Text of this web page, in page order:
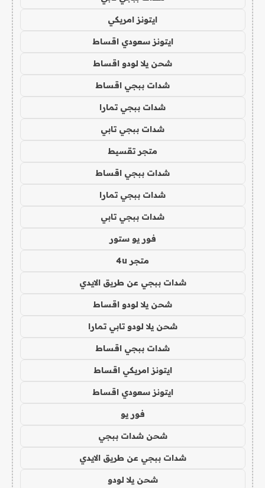
ايتونز امريكي
ايتونز سعودي اقساط
شحن يلا لودو اقساط
شدات ببجي اقساط
شدات ببجي تمارا
شدات ببجي تابي
متجر تقسيط
شدات ببجي اقساط
شدات ببجي تمارا
شدات ببجي تابي
فور يو ستور
متجر 4u
شدات ببجي عن طريق الايدي
شحن يلا لودو اقساط
شحن يلا لودو تابي تمارا
شدات ببجي اقساط
ايتونز امريكي اقساط
ايتونز سعودي اقساط
فور يو
شحن شدات ببجي
شدات ببجي عن طريق الايدي
شحن يلا لودو